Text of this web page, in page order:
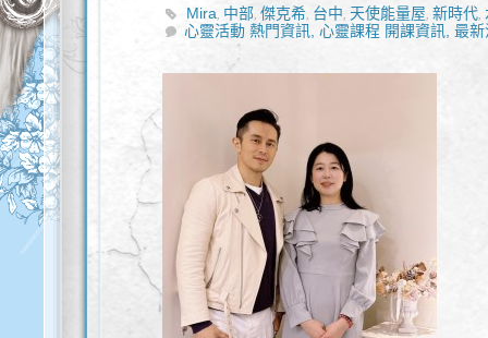
Mira, 中部,傑克希, 台中, 天使能量屋,新時代,
心靈活動 熱門資訊,心靈課程 開課資訊,最